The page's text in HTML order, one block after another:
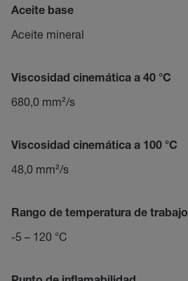
Aceite base
Aceite mineral
Viscosidad cinemática a 40 °C
680,0 mm²/s
Viscosidad cinemática a 100 °C
48,0 mm²/s
Rango de temperatura de trabajo
-5 – 120 °C